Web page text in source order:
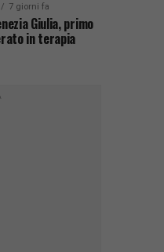
7 giorni fa
Giulia, primo
in terapia